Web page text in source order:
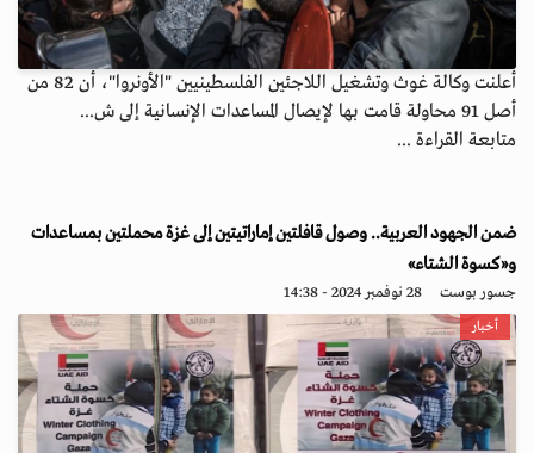
أعلنت وكالة غوث وتشغيل اللاجئين الفلسطينيين "الأونروا"، أن 82 من
أصل 91 محاولة قامت بها لإيصال المساعدات الإنسانية إلى ش...
متابعة القراءة ...
ضمن الجهود العربية.. وصول قافلتين إماراتيتين إلى غزة محملتين بمساعدات
و«كسوة الشتاء»
جسور بوست 28 نوفمبر 2024 - 14:38
أخبار